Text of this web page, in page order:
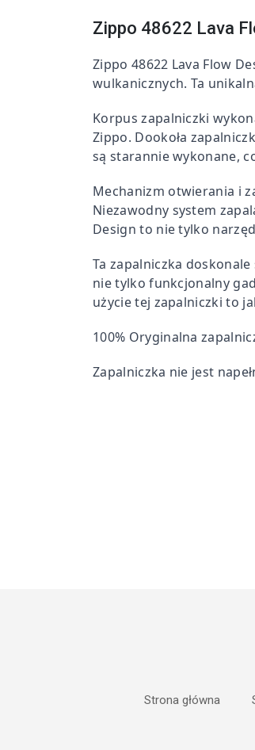
Zippo 48622 Lava
Zippo 48622 Lava Flow
wulkanicznych. Ta
Korpus zapalniczki
Zippo. Dookoła
są starannie wykonane,
Mechanizm otwierania i
Niezawodny system
Design to nie tylko
Ta zapalniczka
nie tylko funkcjonalny
użycie tej zapalniczki to
100% Oryginalna
Zapalniczka nie jest
Strona główna